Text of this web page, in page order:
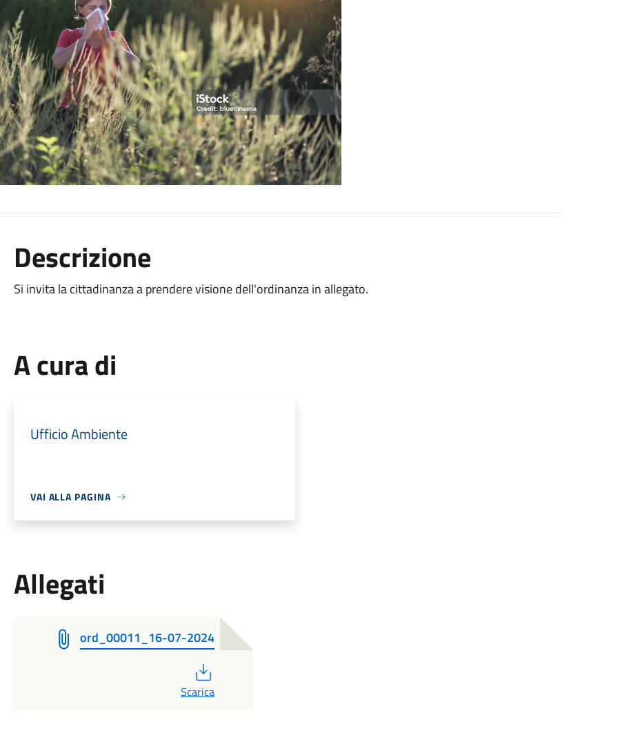
Descrizione
Si invita la cittadinanza a prendere visione dell'ordinanza in allegato.
A cura di
Ufficio Ambiente
VAI ALLA PAGINA
Allegati
ord_00011_16-07-2024
Scarica